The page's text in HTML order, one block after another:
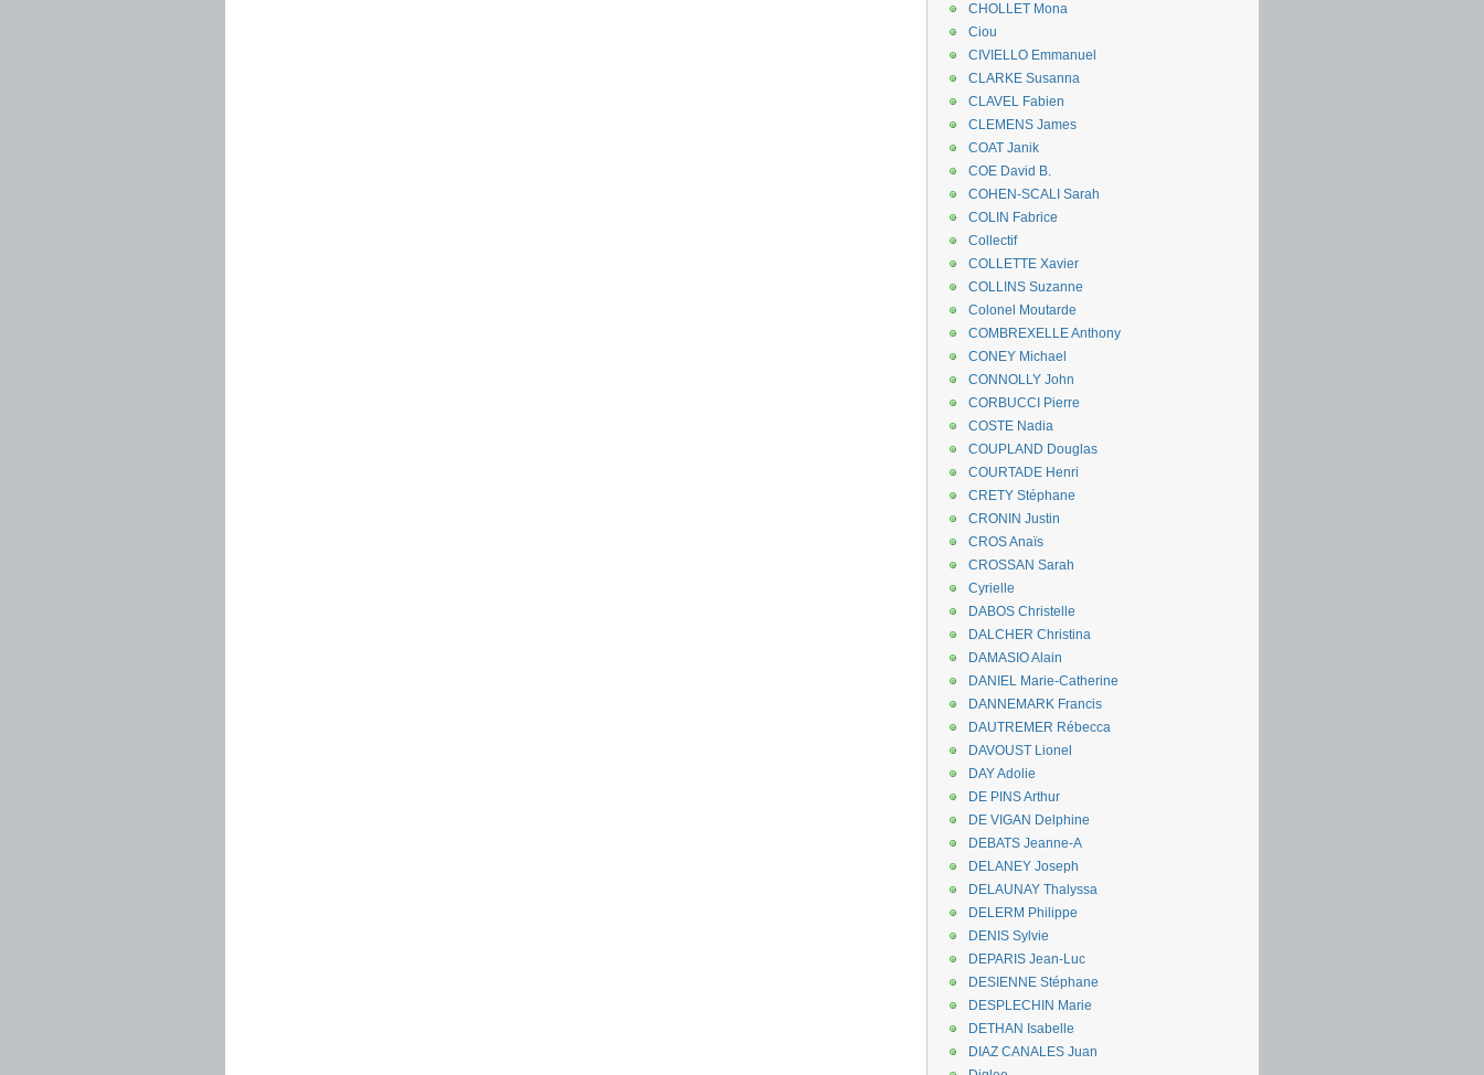
CHOLLET Mona
Ciou
CIVIELLO Emmanuel
CLARKE Susanna
CLAVEL Fabien
CLEMENS James
COAT Janik
COE David B.
COHEN-SCALI Sarah
COLIN Fabrice
Collectif
COLLETTE Xavier
COLLINS Suzanne
Colonel Moutarde
COMBREXELLE Anthony
CONEY Michael
CONNOLLY John
CORBUCCI Pierre
COSTE Nadia
COUPLAND Douglas
COURTADE Henri
CRETY Stéphane
CRONIN Justin
CROS Anaïs
CROSSAN Sarah
Cyrielle
DABOS Christelle
DALCHER Christina
DAMASIO Alain
DANIEL Marie-Catherine
DANNEMARK Francis
DAUTREMER Rébecca
DAVOUST Lionel
DAY Adolie
DE PINS Arthur
DE VIGAN Delphine
DEBATS Jeanne-A
DELANEY Joseph
DELAUNAY Thalyssa
DELERM Philippe
DENIS Sylvie
DEPARIS Jean-Luc
DESIENNE Stéphane
DESPLECHIN Marie
DETHAN Isabelle
DIAZ CANALES Juan